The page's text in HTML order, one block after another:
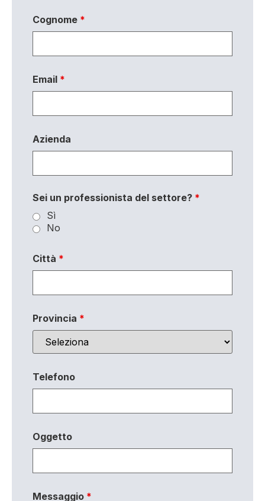
Cognome *
Email *
Azienda
Sei un professionista del settore? *
Sì
No
Città *
Provincia *
Telefono
Oggetto
Messaggio *